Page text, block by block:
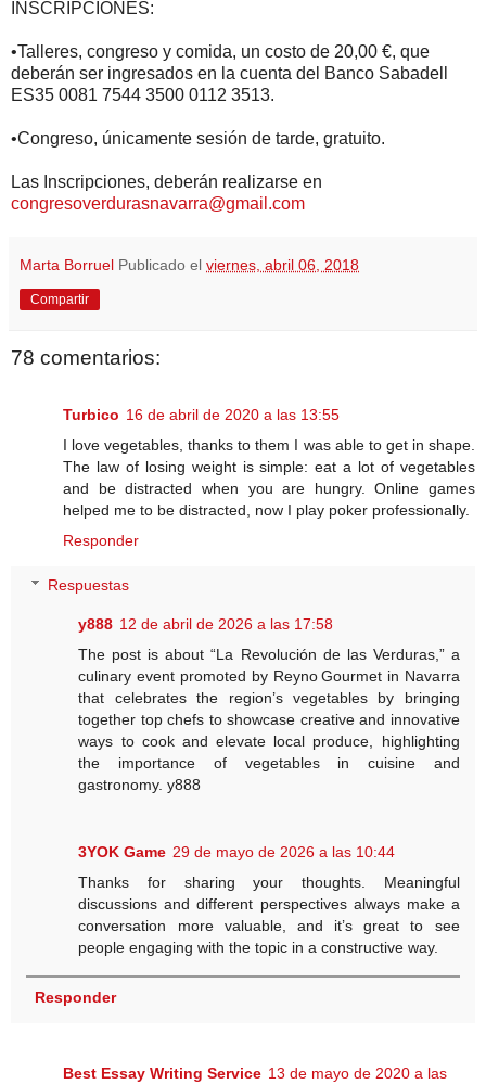
INSCRIPCIONES:
•Talleres, congreso y comida, un costo de 20,00 €, que
deberán ser ingresados en la cuenta del Banco Sabadell
ES35 0081 7544 3500 0112 3513.
•Congreso, únicamente sesión de tarde, gratuito.
Las Inscripciones, deberán realizarse en
congresoverdurasnavarra@gmail.com
Marta Borruel Publicado el viernes, abril 06, 2018
Compartir
78 comentarios:
Turbico 16 de abril de 2020 a las 13:55
I love vegetables, thanks to them I was able to get in shape.
The law of losing weight is simple: eat a lot of vegetables
and be distracted when you are hungry. Online games
helped me to be distracted, now I play poker professionally.
Responder
Respuestas
y888 12 de abril de 2026 a las 17:58
The post is about “La Revolución de las Verduras,” a
culinary event promoted by Reyno Gourmet in Navarra
that celebrates the region’s vegetables by bringing
together top chefs to showcase creative and innovative
ways to cook and elevate local produce, highlighting
the importance of vegetables in cuisine and
gastronomy. y888
3YOK Game 29 de mayo de 2026 a las 10:44
Thanks for sharing your thoughts. Meaningful
discussions and different perspectives always make a
conversation more valuable, and it’s great to see
people engaging with the topic in a constructive way.
Responder
Best Essay Writing Service 13 de mayo de 2020 a las